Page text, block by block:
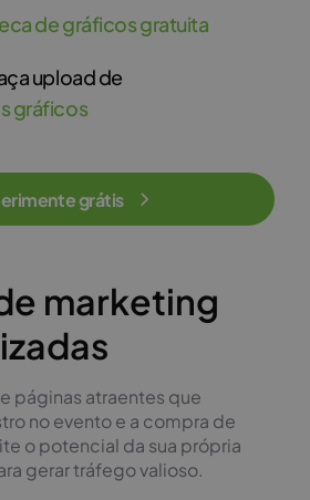
de gráficos gratuita
upload de
gráficos
grátis
marketing
páginas atraentes que
no evento e a compra de
o potencial da sua própria
gerar tráfego valioso.